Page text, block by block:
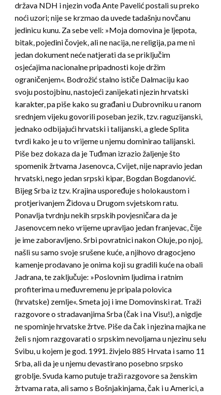
država NDH i njezin vođa Ante Pavelić postali su preko
noći uzori; nije se krzmao da uvede tadašnju novčanu
jedinicu kunu. Za sebe veli: »Moja domovina je ljepota,
bitak, pojedini čovjek, ali ne nacija, ne religija, pa me ni
jedan dokument neće natjerati da se priključim
osjećajima nacionalne pripadnosti koje držim
ograničenjem«. Bodrožić stalno ističe Dalmaciju kao
svoju postojbinu, nastojeći zanijekati njezin hrvatski
karakter, pa piše kako su građani u Dubrovniku u ranom
srednjem vijeku govorili poseban jezik, tzv. raguzijanski,
jednako odbijajući hrvatski i talijanski, a glede Splita
tvrdi kako je u to vrijeme u njemu dominirao talijanski.
Piše bez dokaza da je Tuđman izrazio žaljenje što
spomenik žrtvama Jasenovca, Cvijet, nije napravio jedan
hrvatski, nego jedan srpski kipar, Bogdan Bogdanović.
Bijeg Srba iz tzv. Krajina uspoređuje s holokaustom i
protjerivanjem Židova u Drugom svjetskom ratu.
Ponavlja tvrdnju nekih srpskih povjesničara da je
Jasenovcem neko vrijeme upravljao jedan franjevac, čije
je ime zaboravljeno. Srbi povratnici nakon Oluje, po njoj,
našli su samo svoje srušene kuće, a njihovo dragocjeno
kamenje prodavano je onima koji su gradili kuće na obali
Jadrana, te zaključuje: »Poslovnim ljudima i ratnim
profiterima u međuvremenu je pripala polovica
(hrvatske) zemlje«. Smeta joj i ime Domovinski rat. Traži
razgovore o stradavanjima Srba (čak i na Visu!), a nigdje
ne spominje hrvatske žrtve. Piše da čak i njezina majka ne
želi s njom razgovarati o srpskim nevoljama u njezinu selu
Svibu, u kojem je god. 1991. živjelo 885 Hrvata i samo 11
Srba, ali da je u njemu devastirano posebno srpsko
groblje. Svuda kamo putuje traži razgovore sa ženskim
žrtvama rata, ali samo s Bošnjakinjama, čak i u Americi, a